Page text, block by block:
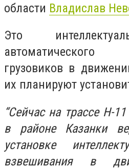
области Владислав
Это
грузовиков в
их планируют
“Сейчас на трассе Н-
в районе Казанки
установке
взвешивания в